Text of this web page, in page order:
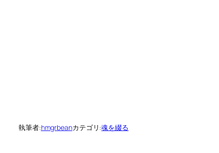
執筆者:hmgrbeanカテゴリ:魂を綴る